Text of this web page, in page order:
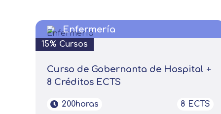
Enfermería
15% Cursos
Curso de Gobernanta de Hospital +
8 Créditos ECTS
200horas 8 ECTS
Después de aceptar, no